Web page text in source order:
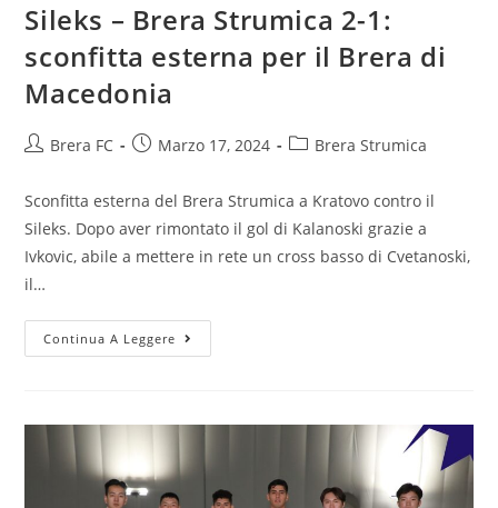
Sileks – Brera Strumica 2-1:
sconfitta esterna per il Brera di
Macedonia
Brera FC Marzo 17, 2024 Brera Strumica
Sconfitta esterna del Brera Strumica a Kratovo contro il
Sileks. Dopo aver rimontato il gol di Kalanoski grazie a
Ivkovic, abile a mettere in rete un cross basso di Cvetanoski,
il…
Continua A Leggere